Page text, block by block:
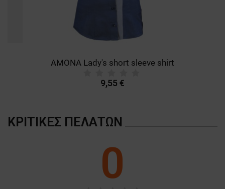
AMONA Lady's short sleeve shirt
9,55 €
ΚΡΙΤΙΚΈΣ ΠΕΛΑΤΏΝ
0